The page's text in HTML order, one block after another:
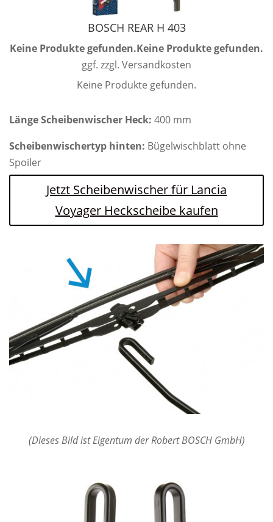
BOSCH REAR H 403
Keine Produkte gefunden.Keine Produkte gefunden.
ggf. zzgl. Versandkosten
Keine Produkte gefunden.
Länge Scheibenwischer Heck: 400 mm
Scheibenwischertyp hinten: Bügelwischblatt ohne
Spoiler
Jetzt Scheibenwischer für Lancia
Voyager Heckscheibe kaufen
(Dieses Bild ist Eigentum der Robert BOSCH GmbH)